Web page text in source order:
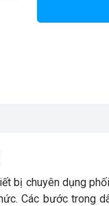
bị chuyên dụng
Các bước trong